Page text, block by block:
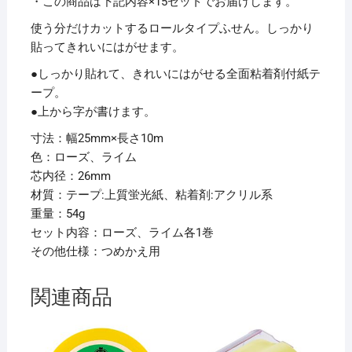
25H-
6B
1
パ
ッ
ク
(2
巻)
【×15
セ
ッ
ト】
使う分だけカットするロールタイプふせん。しっかり
貼ってきれいにはがせます。
●しっかり貼れて、きれいにはがせる全面粘着剤付紙テ
ープ。
●上から字が書けます。
寸法：幅25mm×長さ10m
色：ローズ、ライム
芯内径：26mm
材質：テープ:上質蛍光紙、粘着剤:アクリル系
重量：54g
セット内容：ローズ、ライム各1巻
その他仕様：つめかえ用
関連商品